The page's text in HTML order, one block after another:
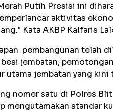
Putih Presisi ini
aktivitas
Kata AKBP Kalfaris
pembangunan telah
jembatan,
utama jembatan yang kini
nomer satu di Polres
mengutamakan standar